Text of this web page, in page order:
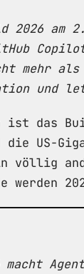
am
mehr als
und
ist das
die US-
völlig
werden